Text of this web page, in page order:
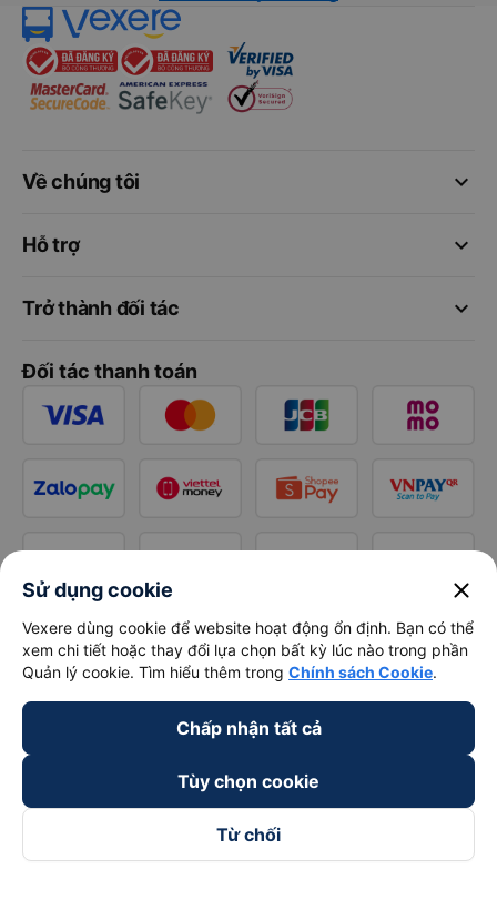
keyboard_arrow_down
Về chúng tôi
keyboard_arrow_down
Hỗ trợ
keyboard_arrow_down
Trở thành đối tác
Đối tác thanh toán
Sử dụng cookie close
Vexere dùng cookie để website hoạt động ổn định. Bạn có thể
xem chi tiết hoặc thay đổi lựa chọn bất kỳ lúc nào trong phần
Quản lý cookie. Tìm hiểu thêm trong Chính sách Cookie.
Chấp nhận tất cả
Tùy chọn cookie
Từ chối